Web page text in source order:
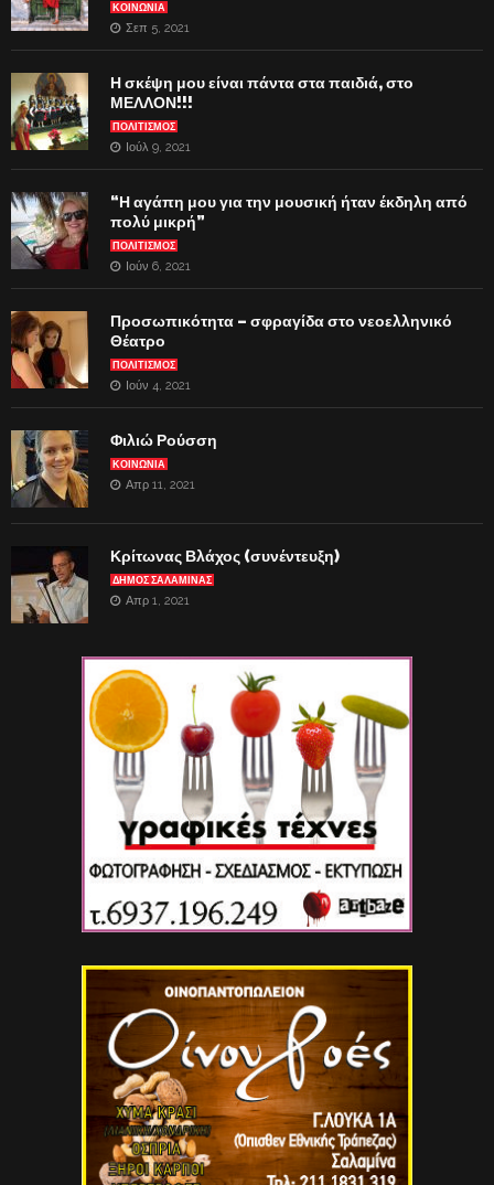
ΚΟΙΝΩΝΙΑ
Σεπ 5, 2021
Η σκέψη μου είναι πάντα στα παιδιά, στο
ΜΕΛΛΟΝ!!!
ΠΟΛΙΤΙΣΜΟΣ
Ιούλ 9, 2021
“Η αγάπη μου για την μουσική ήταν έκδηλη από
πολύ μικρή”
ΠΟΛΙΤΙΣΜΟΣ
Ιούν 6, 2021
Προσωπικότητα – σφραγίδα στο νεοελληνικό
Θέατρο
ΠΟΛΙΤΙΣΜΟΣ
Ιούν 4, 2021
Φιλιώ Ρούσση
ΚΟΙΝΩΝΙΑ
Απρ 11, 2021
Κρίτωνας Βλάχος (συνέντευξη)
ΔΗΜΟΣ ΣΑΛΑΜΙΝΑΣ
Απρ 1, 2021